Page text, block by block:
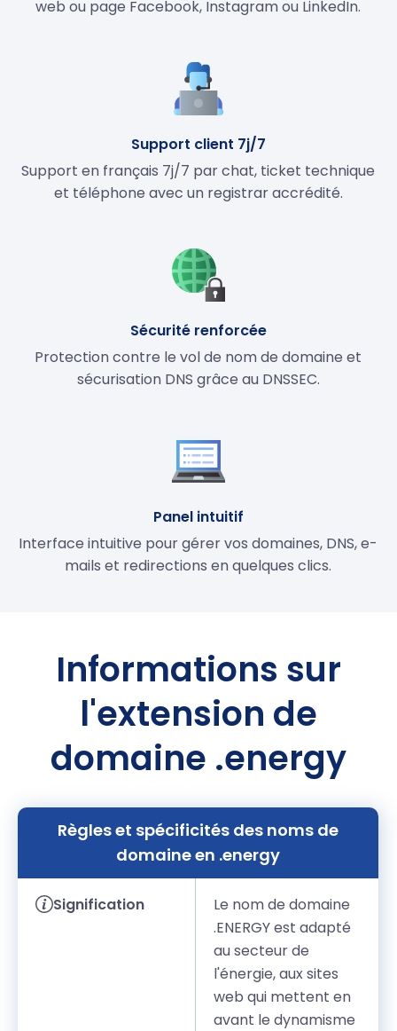
web ou page Facebook, Instagram ou LinkedIn.
Support client 7j/7
Support en français 7j/7 par chat, ticket technique
et téléphone avec un registrar accrédité.
Sécurité renforcée
Protection contre le vol de nom de domaine et
sécurisation DNS grâce au DNSSEC.
Panel intuitif
Interface intuitive pour gérer vos domaines, DNS, e-
mails et redirections en quelques clics.
Informations sur
l'extension de
domaine .energy
Règles et spécificités des noms de
domaine en .energy
Signification
Le nom de domaine
.ENERGY est adapté
au secteur de
l'énergie, aux sites
web qui mettent en
avant le dynamisme